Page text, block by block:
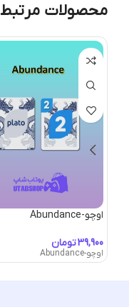
محصولات مرتبط
اوچو-Abundance
تومان
اوچو-Abundance